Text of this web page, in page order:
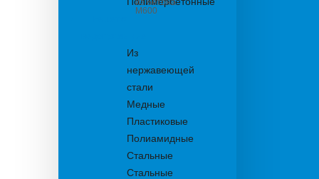
из бетона
М600
Из
нержавеющей
стали
Медные
Пластиковые
Полиамидные
Стальные
Стальные